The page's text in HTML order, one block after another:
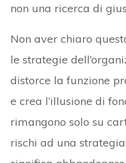
non una ricerca di
Non aver chiaro
le strategie
distorce la funzione
e crea l’illusione di
rimangono solo su
rischi ad una